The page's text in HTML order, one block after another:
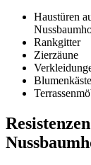
Haustüren
Rankgitter
Zierzäune